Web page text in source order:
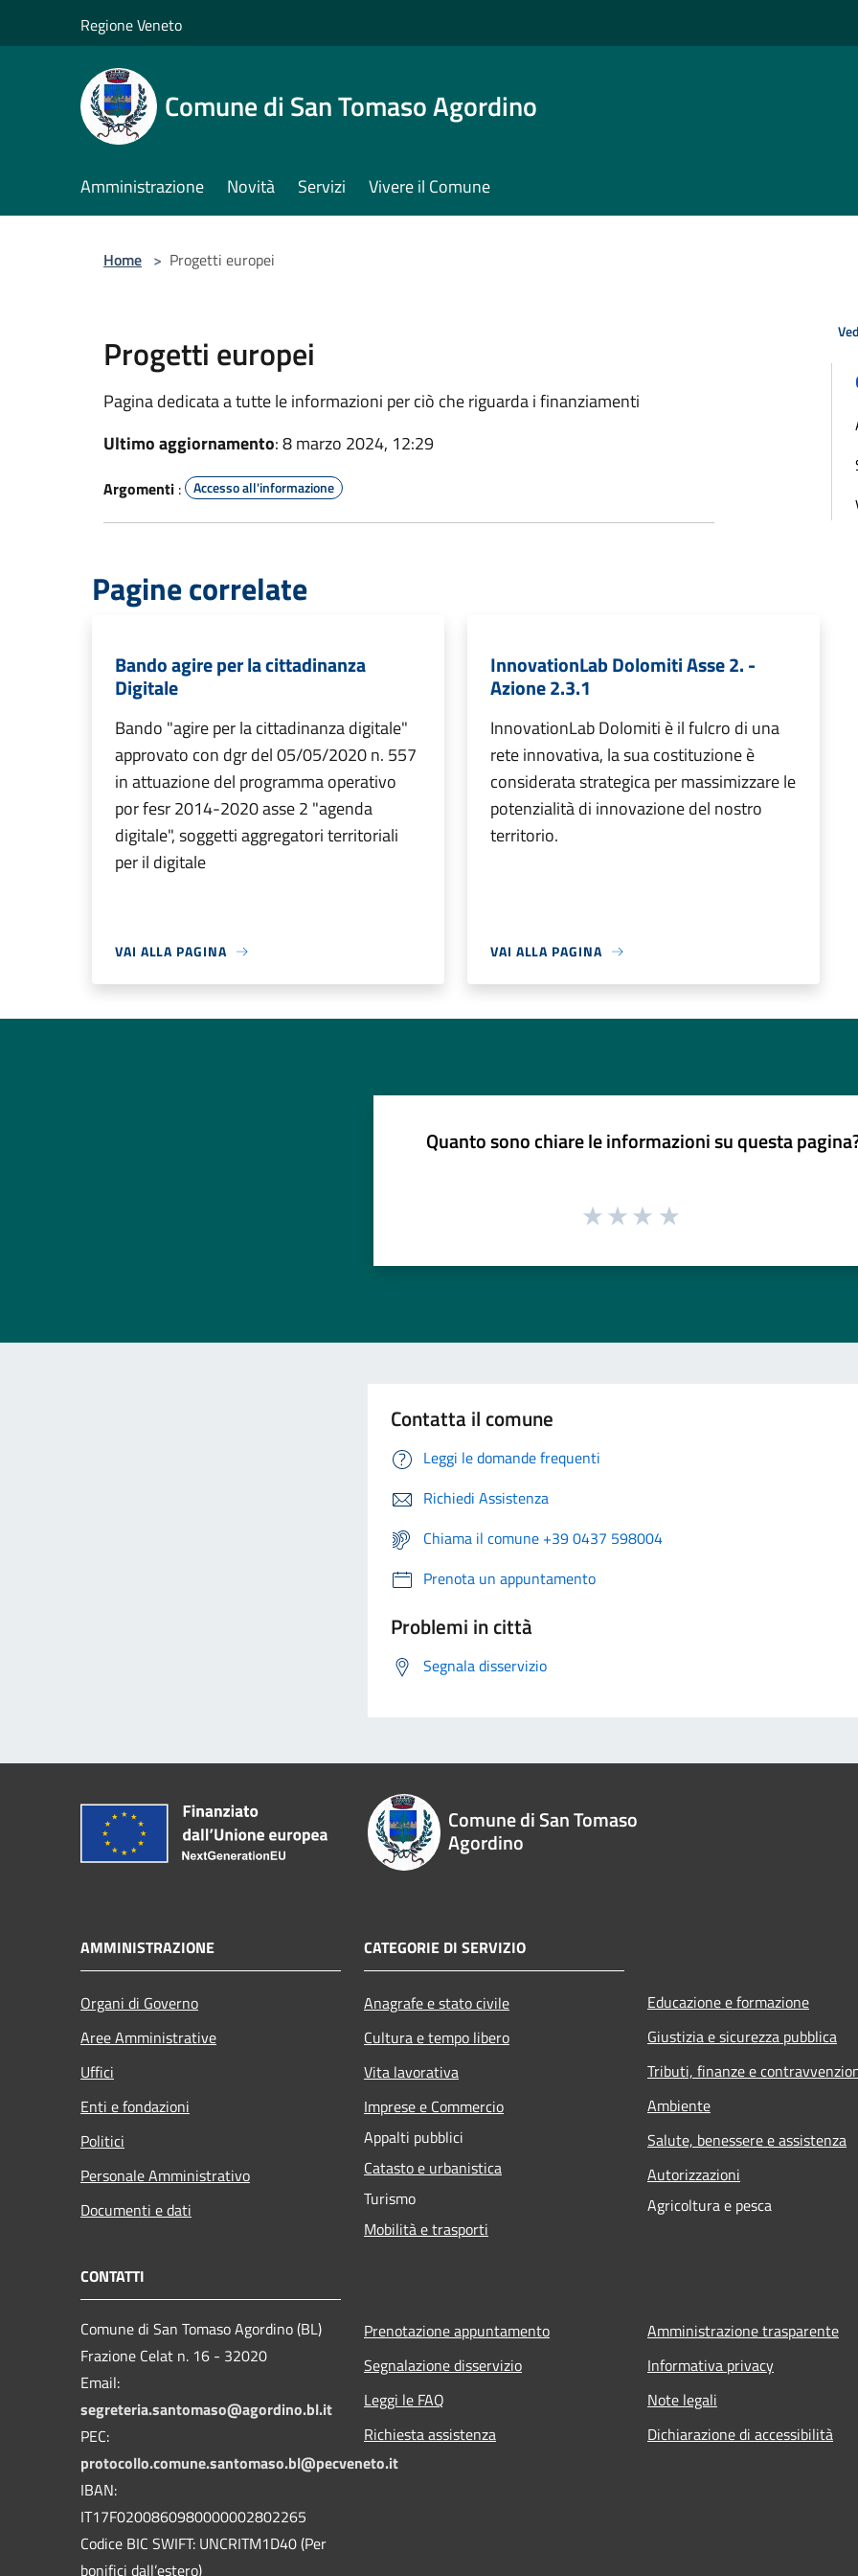
Regione Veneto
Comune di San Tomaso Agordino
Amministrazione Novità Servizi Vivere il Comune
Home > Progetti europei
Progetti europei
Pagina dedicata a tutte le informazioni per ciò che riguarda i finanziamenti
Ultimo aggiornamento: 8 marzo 2024, 12:29
Argomenti : Accesso all'informazione
Pagine correlate
Bando agire per la cittadinanza
Digitale
Bando "agire per la cittadinanza digitale"
approvato con dgr del 05/05/2020 n. 557
in attuazione del programma operativo
por fesr 2014-2020 asse 2 "agenda
digitale", soggetti aggregatori territoriali
per il digitale
VAI ALLA PAGINA
InnovationLab Dolomiti Asse 2. -
Azione 2.3.1
InnovationLab Dolomiti è il fulcro di una
rete innovativa, la sua costituzione è
considerata strategica per massimizzare le
potenzialità di innovazione del nostro
territorio.
VAI ALLA PAGINA
Quanto sono chiare le informazioni su questa
Contatta il comune
Leggi le domande frequenti
Richiedi Assistenza
Chiama il comune +39 0437 598004
Prenota un appuntamento
Problemi in città
Segnala disservizio
Comune di San Tomaso
Agordino
AMMINISTRAZIONE
Organi di Governo
Aree Amministrative
Uffici
Enti e fondazioni
Politici
Personale Amministrativo
Documenti e dati
CATEGORIE DI SERVIZIO
Anagrafe e stato civile
Cultura e tempo libero
Vita lavorativa
Imprese e Commercio
Appalti pubblici
Catasto e urbanistica
Turismo
Mobilità e trasporti
Educazione e formazione
Giustizia e sicurezza pubblica
Tributi, finanze e
Ambiente
Salute, benessere e assistenza
Autorizzazioni
Agricoltura e pesca
CONTATTI
Comune di San Tomaso Agordino (BL)
Frazione Celat n. 16 - 32020
Email:
segreteria.santomaso@agordino.bl.it
PEC:
protocollo.comune.santomaso.bl@pecveneto.it
IBAN:
IT17F0200860980000002802265
Codice BIC SWIFT: UNCRITM1D40 (Per
bonifici dall’estero)
Prenotazione appuntamento
Segnalazione disservizio
Leggi le FAQ
Richiesta assistenza
Amministrazione trasparente
Informativa privacy
Note legali
Dichiarazione di accessibilità